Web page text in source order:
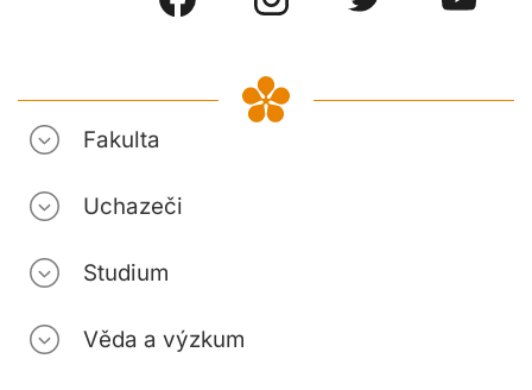
Fakulta
Uchazeči
Studium
Věda a výzkum